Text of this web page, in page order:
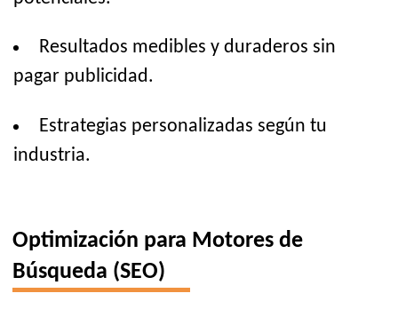
Resultados medibles y duraderos sin
pagar publicidad.
Estrategias personalizadas según tu
industria.
Optimización para Motores de
Búsqueda (SEO)